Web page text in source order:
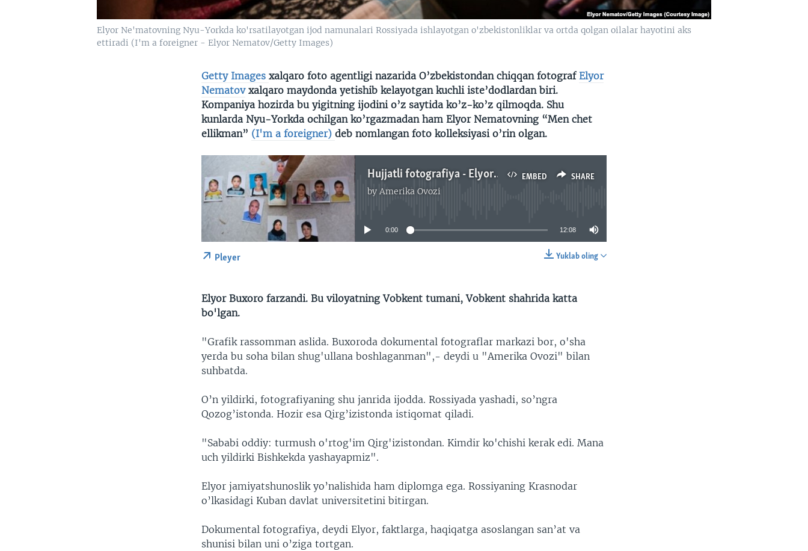
Elyor Ne'matovning Nyu-Yorkda ko'rsatilayotgan ijod namunalari Rossiyada ishlayotgan o'zbekistonliklar va ortda qolgan oilalar hayotini aks
ettiradi (I'm a foreigner - Elyor Nematov/Getty Images)
Getty Imagesxalqaro foto agentligi nazarida O’zbekistondan chiqqan fotografElyor
Nematovxalqaro maydonda yetishib kelayotgan kuchli iste’dodlardan biri.
Kompaniya hozirda bu yigitning ijodini o’z saytida ko’z-ko’z qilmoqda. Shu
kunlarda Nyu-Yorkda ochilgan ko’rgazmadan ham Elyor Nematovning “Men chet
ellikman” (I'm a foreigner)deb nomlangan foto kolleksiyasi o’rin olgan.
EMBED SHARE
Hujjatli fotografiya - Elyor Nematov bilan muloqot - Navbahor Imamova
byAmerika Ovozi
No media source currently available
0:00 12:08
Yuklab oling
Pleyer
Elyor Buxoro farzandi. Bu viloyatning Vobkent tumani, Vobkent shahrida katta
bo'lgan.
"Grafik rassomman aslida. Buxoroda dokumental fotograflar markazi bor, o'sha
yerda bu soha bilan shug'ullana boshlaganman",- deydi u "Amerika Ovozi" bilan
suhbatda.
O’n yildirki, fotografiyaning shu janrida ijodda. Rossiyada yashadi, so’ngra
Qozog’istonda. Hozir esa Qirg’izistonda istiqomat qiladi.
"Sababi oddiy: turmush o'rtog'im Qirg'izistondan. Kimdir ko'chishi kerak edi. Mana
uch yildirki Bishkekda yashayapmiz".
Elyor jamiyatshunoslik yo’nalishida ham diplomga ega. Rossiyaning Krasnodar
o’lkasidagi Kuban davlat universitetini bitirgan.
Dokumental fotografiya, deydi Elyor, faktlarga, haqiqatga asoslangan san’at va
shunisi bilan uni o’ziga tortgan.